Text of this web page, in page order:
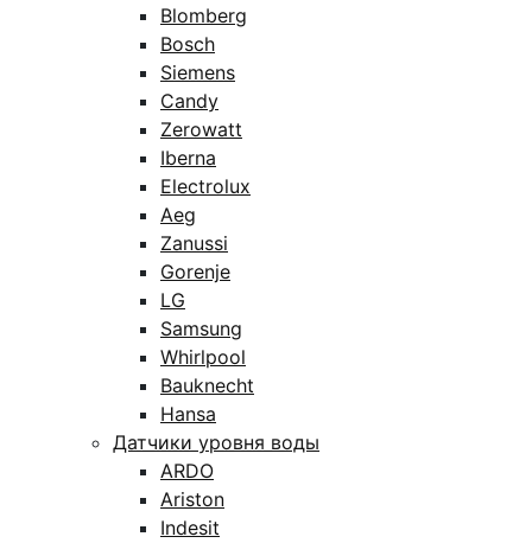
Blomberg
Bosch
Siemens
Candy
Zerowatt
Iberna
Electrolux
Aeg
Zanussi
Gorenje
LG
Samsung
Whirlpool
Bauknecht
Hansa
Датчики уровня воды
ARDO
Ariston
Indesit